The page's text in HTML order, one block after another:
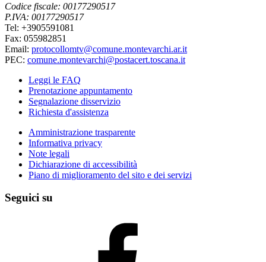
Codice fiscale: 00177290517
P.IVA: 00177290517
Tel: +3905591081
Fax: 055982851
Email: protocollomtv@comune.montevarchi.ar.it
PEC: comune.montevarchi@postacert.toscana.it
Leggi le FAQ
Prenotazione appuntamento
Segnalazione disservizio
Richiesta d'assistenza
Amministrazione trasparente
Informativa privacy
Note legali
Dichiarazione di accessibilità
Piano di miglioramento del sito e dei servizi
Seguici su